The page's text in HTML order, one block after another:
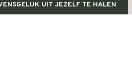
UIT JEZELF TE HALEN